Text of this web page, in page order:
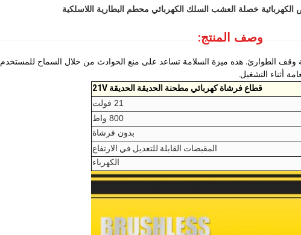
الكهربائية خصلة العشب السلك الكهربائي محطم البطارية اللاسلكية
وصف المنتج:
وقف الطوارئ. هذه ميزة السلامة تساعد على منع الحوادث من خلال السماح للمستخدم
أثناء التشغيل.
قطاع فرشاة كهربائي مطحنة الحديقة الحديقة 21V
21 فولت
800 واط
بدون فرشاة
المقبضات القابلة للتعديل في الارتفاع
الكهرباء